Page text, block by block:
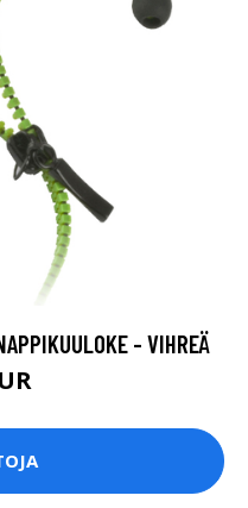
- VIHREÄ